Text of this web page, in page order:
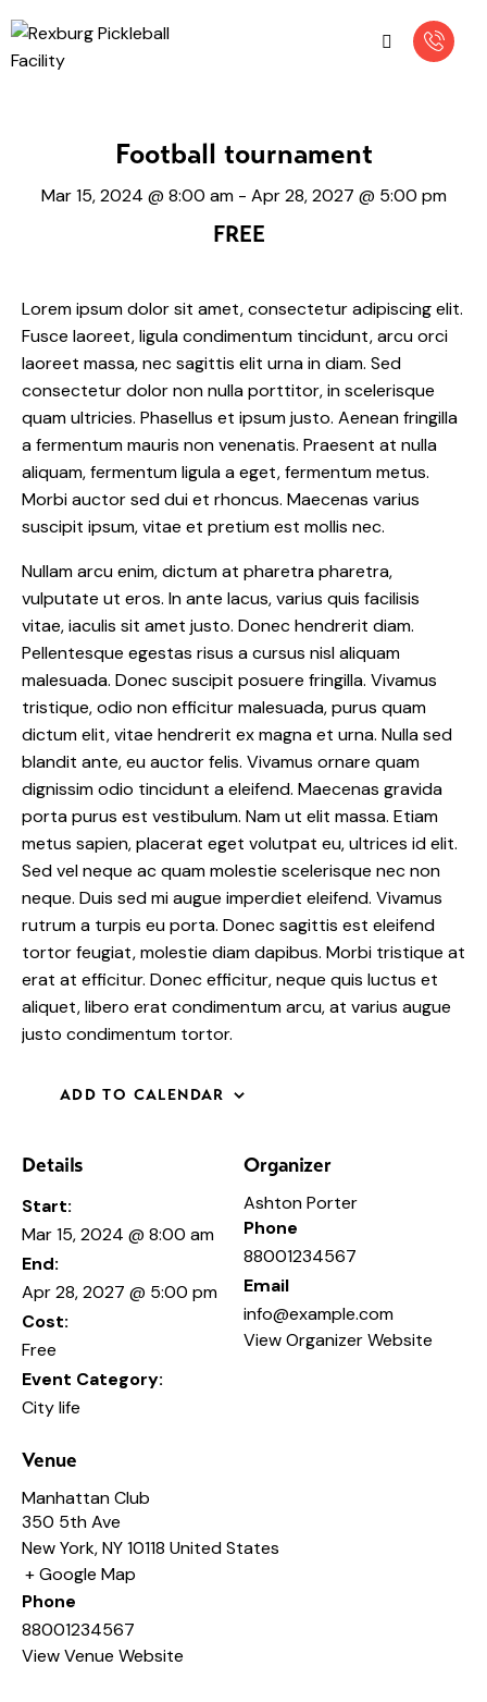
Football tournament
Mar 15, 2024 @ 8:00 am- Apr 28, 2027 @ 5:00 pm
FREE
Lorem ipsum dolor sit amet, consectetur adipiscing elit.
Fusce laoreet, ligula condimentum tincidunt, arcu orci
laoreet massa, nec sagittis elit urna in diam. Sed
consectetur dolor non nulla porttitor, in scelerisque
quam ultricies. Phasellus et ipsum justo. Aenean fringilla
a fermentum mauris non venenatis. Praesent at nulla
aliquam, fermentum ligula a eget, fermentum metus.
Morbi auctor sed dui et rhoncus. Maecenas varius
suscipit ipsum, vitae et pretium est mollis nec.
Nullam arcu enim, dictum at pharetra pharetra,
vulputate ut eros. In ante lacus, varius quis facilisis
vitae, iaculis sit amet justo. Donec hendrerit diam.
Pellentesque egestas risus a cursus nisl aliquam
malesuada. Donec suscipit posuere fringilla. Vivamus
tristique, odio non efficitur malesuada, purus quam
dictum elit, vitae hendrerit ex magna et urna. Nulla sed
blandit ante, eu auctor felis. Vivamus ornare quam
dignissim odio tincidunt a eleifend. Maecenas gravida
porta purus est vestibulum. Nam ut elit massa. Etiam
metus sapien, placerat eget volutpat eu, ultrices id elit.
Sed vel neque ac quam molestie scelerisque nec non
neque. Duis sed mi augue imperdiet eleifend. Vivamus
rutrum a turpis eu porta. Donec sagittis est eleifend
tortor feugiat, molestie diam dapibus. Morbi tristique at
erat at efficitur. Donec efficitur, neque quis luctus et
aliquet, libero erat condimentum arcu, at varius augue
justo condimentum tortor.
ADD TO CALENDAR
Details
Start:
Mar 15, 2024 @ 8:00 am
End:
Apr 28, 2027 @ 5:00 pm
Cost:
Free
Event Category:
City life
Organizer
Ashton Porter
Phone
88001234567
Email
info@example.com
View Organizer Website
Venue
Manhattan Club
350 5th Ave
New York,NY10118 United States
+ Google Map
Phone
88001234567
View Venue Website